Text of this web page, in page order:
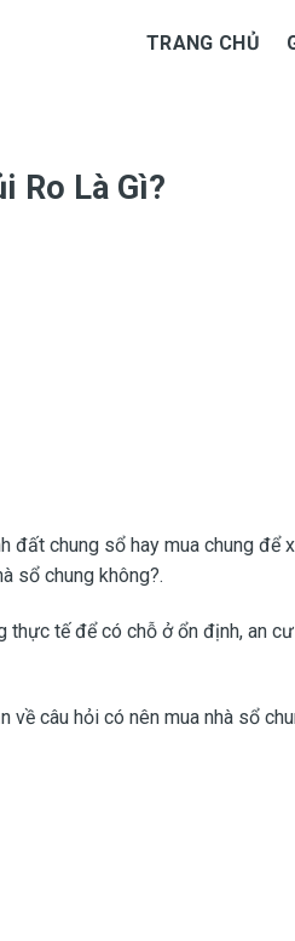
TRANG CHỦ
Ro Là Gì?
đất chung sổ hay mua chung để
sổ chung không?.
tế để có chỗ ở ổn định, an
về câu hỏi có nên mua nhà sổ